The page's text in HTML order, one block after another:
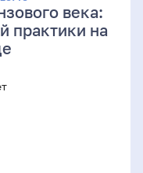
века:
практики на